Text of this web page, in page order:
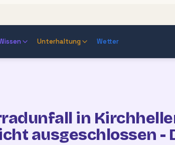
Unterhaltung Wetter
in
ausgeschlossen -